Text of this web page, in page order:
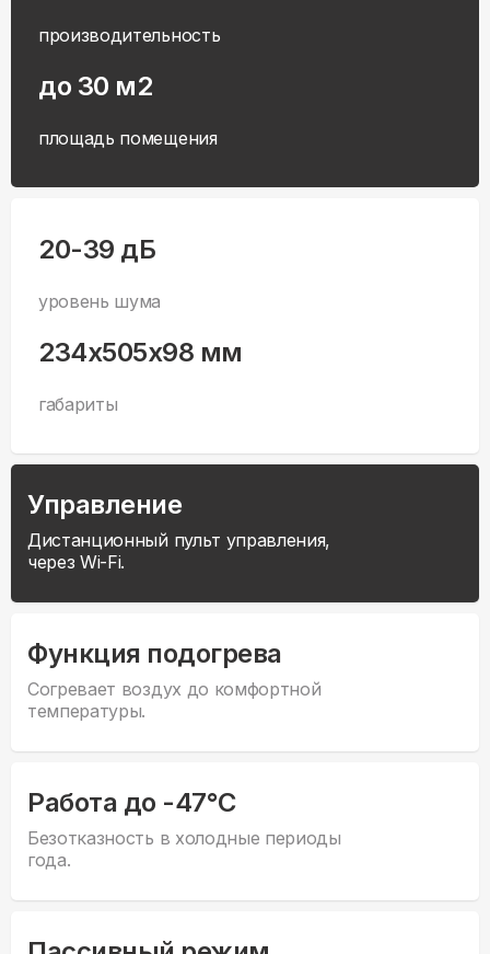
производительность
до 30 м2
площадь помещения
20-39 дБ
уровень шума
234x505x98 мм
габариты
Управление
Дистанционный пульт управления,
через Wi-Fi.
Функция подогрева
Согревает воздух до комфортной
температуры.
Работа до -47°С
Безотказность в холодные периоды
года.